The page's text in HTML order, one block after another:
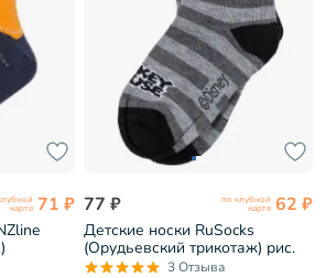
карте 71 ₽ 77 ₽ по клубной
карте 62 ₽
Детские носки RuSocks
(Орудьевский трикотаж) рис.
m09, СЕРЫЕ (DIN-77)
3 Отзыва